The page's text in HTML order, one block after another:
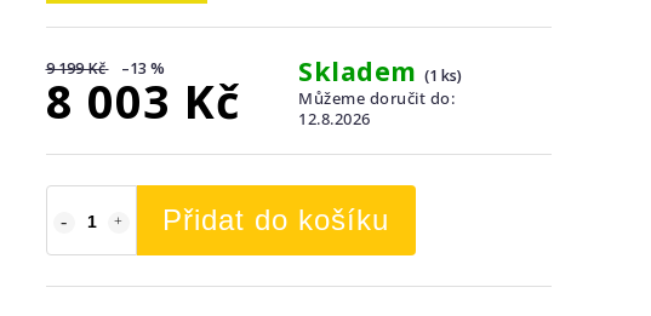
9 199 Kč –13 %
8 003 Kč Skladem(1 ks)
Můžeme doručit do:
12.8.2026
Přidat do košíku